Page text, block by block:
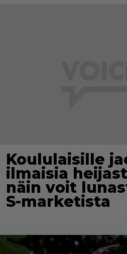
Koululaisille
ilmaisia
näin voit
S-marketista